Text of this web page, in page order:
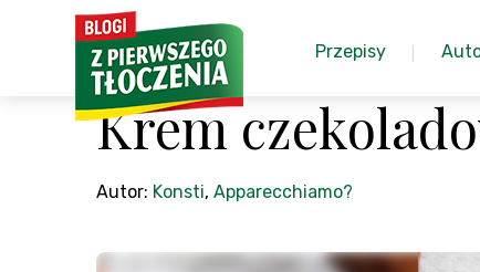
Przepisy
Krem
Autor: Konsti, Apparecchiamo?